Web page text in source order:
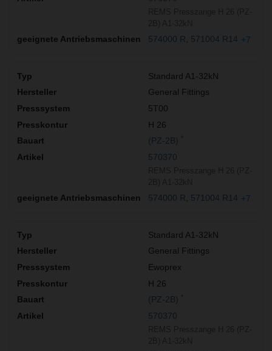
574000 R 571004 R14 +7
Standard A1-32kN
General Fittings
5T00
H 26
(PZ-2B)
570370
574000 R 571004 R14 +7
Standard A1-32kN
General Fittings
Ewoprex
H 26
(PZ-2B)
570370